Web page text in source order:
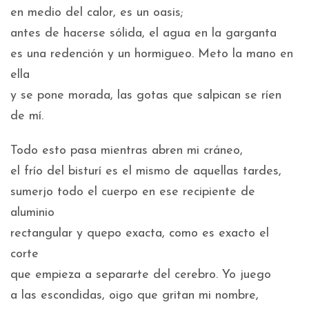
en medio del calor, es un oasis;
antes de hacerse sólida, el agua en la garganta
es una redención y un hormigueo. Meto la mano en
ella
y se pone morada, las gotas que salpican se ríen
de mí.
Todo esto pasa mientras abren mi cráneo,
el frío del bisturí es el mismo de aquellas tardes,
sumerjo todo el cuerpo en ese recipiente de
aluminio
rectangular y quepo exacta, como es exacto el
corte
que empieza a separarte del cerebro. Yo juego
a las escondidas, oigo que gritan mi nombre,